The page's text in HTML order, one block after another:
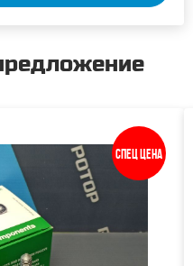
Спец цена